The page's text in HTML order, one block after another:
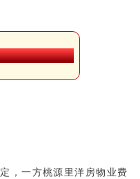
心 + 长期保值
，一方桃源里洋房物业费